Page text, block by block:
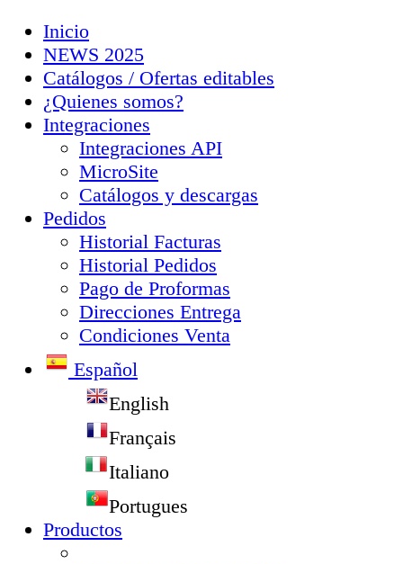
Inicio
NEWS 2025
Catálogos / Ofertas editables
¿Quienes somos?
Integraciones
Integraciones API
MicroSite
Catálogos y descargas
Pedidos
Historial Facturas
Historial Pedidos
Pago de Proformas
Direcciones Entrega
Condiciones Venta
Español
English
Français
Italiano
Portugues
Productos